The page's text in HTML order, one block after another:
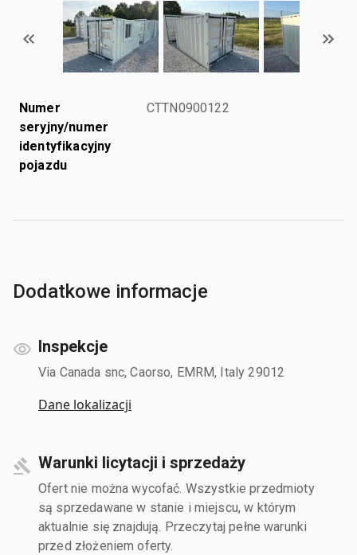
Numer
seryjny/numer
identyfikacyjny
pojazdu
CTTN0900122
Dodatkowe informacje
Inspekcje
Via Canada snc, Caorso, EMRM, Italy 29012
Dane lokalizacji
Warunki licytacji i sprzedaży
Ofert nie można wycofać. Wszystkie przedmioty
są sprzedawane w stanie i miejscu, w którym
aktualnie się znajdują. Przeczytaj pełne warunki
przed złożeniem oferty.